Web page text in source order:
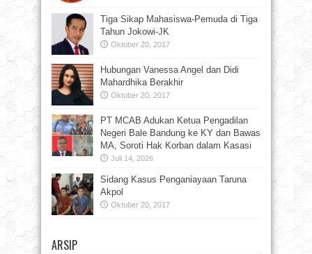
Tiga Sikap Mahasiswa-Pemuda di Tiga
Tahun Jokowi-JK
Oktober 20, 2017
Hubungan Vanessa Angel dan Didi
Mahardhika Berakhir
Oktober 20, 2017
PT MCAB Adukan Ketua Pengadilan
Negeri Bale Bandung ke KY dan Bawas
MA, Soroti Hak Korban dalam Kasasi
Juli 14, 2026
Sidang Kasus Penganiayaan Taruna
Akpol
Oktober 20, 2017
ARSIP